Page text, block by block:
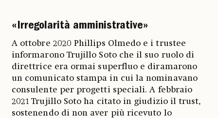
«Irregolarità amministrative»
A ottobre 2020 Phillips Olmedo e i trustee
informarono Trujillo Soto che il suo ruolo di
direttrice era ormai superfluo e diramarono
un comunicato stampa in cui la nominavano
consulente per progetti speciali. A febbraio
2021 Trujillo Soto ha citato in giudizio il trust,
sostenendo di non aver più ricevuto lo